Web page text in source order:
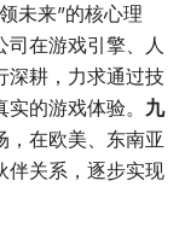
未来”的核心理
司在游戏引擎、人
深耕，力求通过技
的游戏体验。 九
，在欧美、东南亚
伴关系，逐步实现